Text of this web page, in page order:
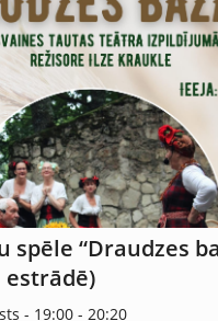
spēle “Draudzes
- 19:00 -20:20